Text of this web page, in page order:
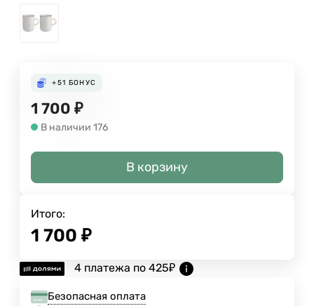
+51 БОНУС
1 700 ₽
В наличии 176
В корзину
Итого:
1 700 ₽
4 платежа по 425₽
Безопасная оплата